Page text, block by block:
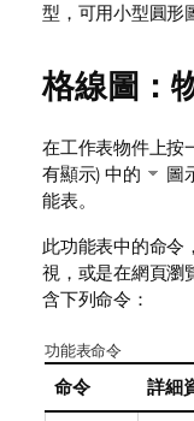
型，可用小型圓形
格線圖：
在工作表物件上按
有顯示) 中的
圖
能表。
此功能表中的命令
視，或是在網頁瀏
含下列命令：
功能表命令
命令 詳細